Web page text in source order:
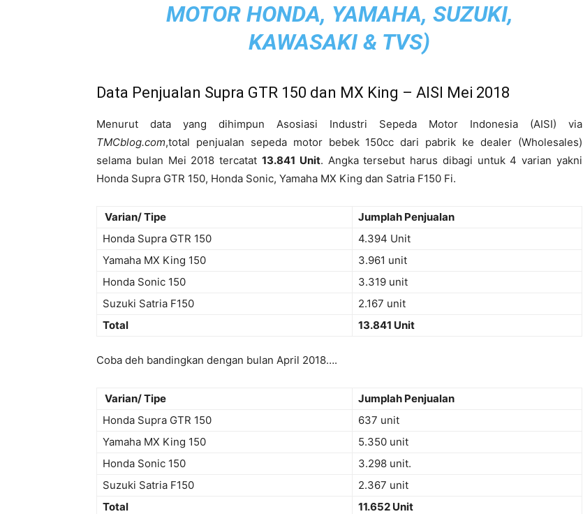
MOTOR HONDA, YAMAHA, SUZUKI,
KAWASAKI & TVS)
Data Penjualan Supra GTR 150 dan MX King – AISI Mei 2018
Menurut data yang dihimpun Asosiasi Industri Sepeda Motor Indonesia (AISI) via
TMCblog.com,total penjualan sepeda motor bebek 150cc dari pabrik ke dealer (Wholesales)
selama bulan Mei 2018 tercatat 13.841 Unit. Angka tersebut harus dibagi untuk 4 varian yakni
Honda Supra GTR 150, Honda Sonic, Yamaha MX King dan Satria F150 Fi.
Varian/ Tipe
Jumplah Penjualan
Honda Supra GTR 150
4.394 Unit
Yamaha MX King 150
3.961 unit
Honda Sonic 150
3.319 unit
Suzuki Satria F150
2.167 unit
Total
13.841 Unit
Coba deh bandingkan dengan bulan April 2018….
Varian/ Tipe
Jumplah Penjualan
Honda Supra GTR 150
637 unit
Yamaha MX King 150
5.350 unit
Honda Sonic 150
3.298 unit.
Suzuki Satria F150
2.367 unit
Total
11.652 Unit